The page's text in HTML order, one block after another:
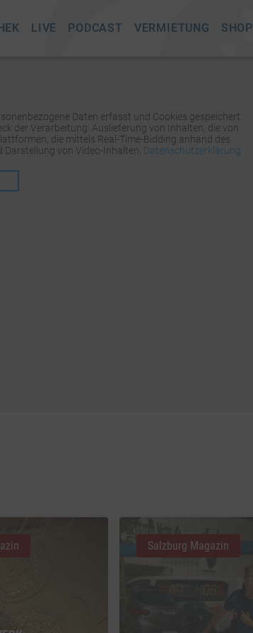
LIVE PODCAST VERMIETUNG SHOP
Daten erfasst und Cookies gespeichert.
der Verarbeitung: Auslieferung von Inhalten, die von
die mittels Real-Time-Bidding anhand des
von Video-Inhalten. Datenschutzerklärung
Salzburg Magazin